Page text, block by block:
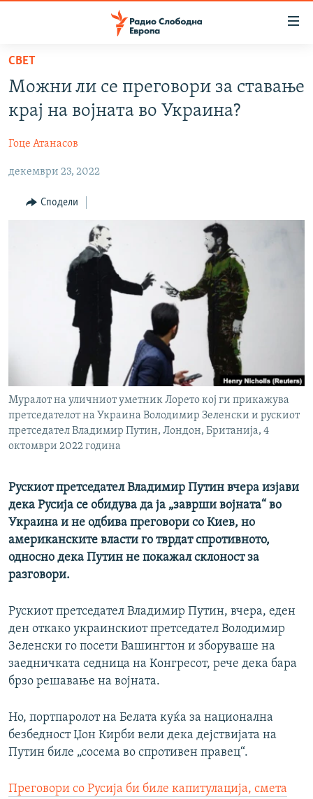
Оди
содржината
Оди
главната
Премини
ВИЗУЕЛНО
ВЕСТИ
ШТО ТРЕБА ДА ЗНАЕТЕ
ПРИЈАВИ СЕ ЗА ЊУЗЛЕТЕР
ПОДКАСТ ЗОШТО?
РСЕ веб страници
СВЕТ
Можни ли се преговори за ставање
крај на војната во Украина?
Гоце Атанасов
декември 23, 2022
Сподели
Муралот на уличниот уметник Лорето кој ги прикажува
претседателот на Украина Володимир Зеленски и рускиот
претседател Владимир Путин, Лондон, Британија, 4
октомври 2022 година
Рускиот претседател Владимир Путин вчера изјави
дека Русија се обидува да ја „заврши војната“ во
Украина и не одбива преговори со Киев, но
американските власти го тврдат спротивното,
односно дека Путин не покажал склоност за
разговори.
Рускиот претседател Владимир Путин, вчера, еден
ден откако украинскиот претседател Володимир
Зеленски го посети Вашингтон и зборуваше на
заедничката седница на Конгресот, рече дека бара
брзо решавање на војната.
Но, портпаролот на Белата куќа за национална
безбедност Џон Кирби вели дека дејствијата на
Путин биле „сосема во спротивен правец“.
Преговори со Русија би биле капитулација, смета